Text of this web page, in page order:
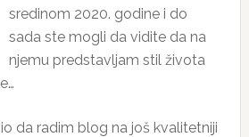
sredinom 2020. godine i do
sada ste mogli da vidite da na
njemu predstavljam stil života
da radim blog na još kvalitetniji